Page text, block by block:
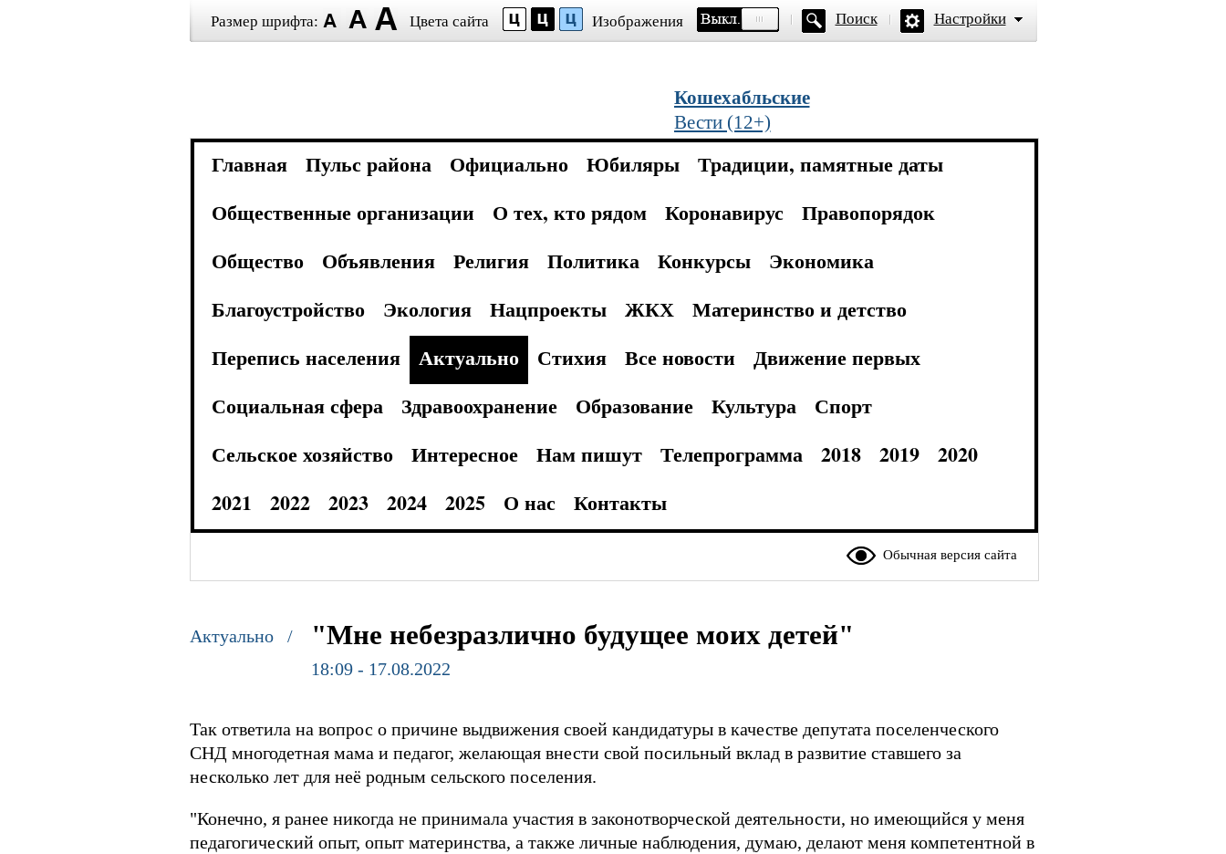
Размер шрифта: Цвета сайта Изображения Поиск Настройки
Кошехабльские
Вести (12+)
Главная Пульс района Официально Юбиляры
Традиции, памятные даты
Общественные организации
О тех, кто рядом Коронавирус
Правопорядок
Общество
Объявления Религия Политика Конкурсы
Экономика
Благоустройство
Экология Нацпроекты ЖКХ
Материнство и детство
Перепись населения
Актуально Стихия Все новости
Движение первых
Социальная сфера
Здравоохранение Образование Культура
Спорт
Сельское хозяйство
Интересное Нам пишут Телепрограмма 2018 2019
2020
2021
2022 2023 2024 2025 О нас Контакты
Обычная версия сайта
Актуально / "Мне небезразлично будущее моих детей"
18:09 - 17.08.2022
Так ответила на вопрос о причине выдвижения своей кандидатуры в качестве депутата поселенческого
СНД многодетная мама и педагог, желающая внести свой посильный вклад в развитие ставшего за
несколько лет для неё родным сельского поселения.
"Конечно, я ранее никогда не принимала участия в законотворческой деятельности, но имеющийся у меня
педагогический опыт, опыт материнства, а также личные наблюдения, думаю, делают меня компетентной в